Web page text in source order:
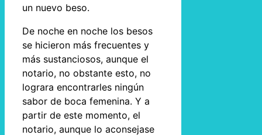
un nuevo beso.
De noche en noche los besos
se hicieron más frecuentes y
más sustanciosos, aunque el
notario, no obstante esto, no
lograra encontrarles ningún
sabor de boca femenina. Y a
partir de este momento, el
notario, aunque lo aconsejase